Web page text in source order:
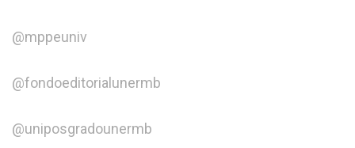
@mppeuniv
@fondoeditorialunermb
@uniposgradounermb